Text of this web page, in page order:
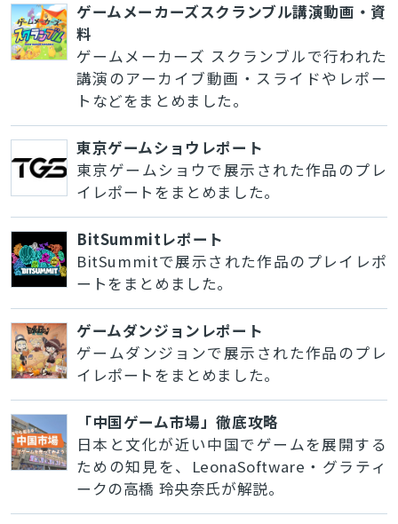
ゲームメーカーズスクランブル講演動画・資
料
ゲームメーカーズ スクランブルで行われた
講演のアーカイブ動画・スライドやレポー
トなどをまとめました。
東京ゲームショウレポート
東京ゲームショウで展示された作品のプレ
イレポートをまとめました。
BitSummitレポート
BitSummitで展示された作品のプレイレポ
ートをまとめました。
ゲームダンジョンレポート
ゲームダンジョンで展示された作品のプレ
イレポートをまとめました。
「中国ゲーム市場」徹底攻略
日本と文化が近い中国でゲームを展開する
ための知見を、LeonaSoftware・グラティ
ークの高橋 玲央奈氏が解説。